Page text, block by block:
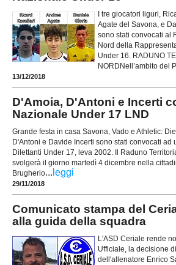
I tre giocatori liguri,
Agate del Savona, e
sono stati convocati al
Nord della
Under 16. RADUNO
NORDNell’ambito del
13/12/2018
D'Amoia, D'Antoni e Incerti
Nazionale Under 17 LND
Grande festa in casa Savona, Vado e Athletic:
D'Antoni e Davide Incerti sono stati convocati
Dilettanti Under 17, leva 2002. Il Raduno
svolgerà il giorno martedì 4 dicembre nella
Brugherio... leggi
29/11/2018
Comunicato stampa del
alla guida della squadra
L'ASD Ceriale rende
Ufficiale, la decisione
dell'allenatore Enrico